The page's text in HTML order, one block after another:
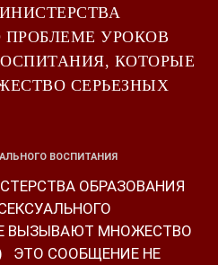
ПРОБЛЕМЕ УРОКОВ
КОТОРЫЕ
СЕРЬЕЗНЫХ
ВОСПИТАНИЯ
ОБРАЗОВАНИЯ
ВЫЗЫВАЮТ МНОЖЕСТВО
ЭТО СООБЩЕНИЕ НЕ